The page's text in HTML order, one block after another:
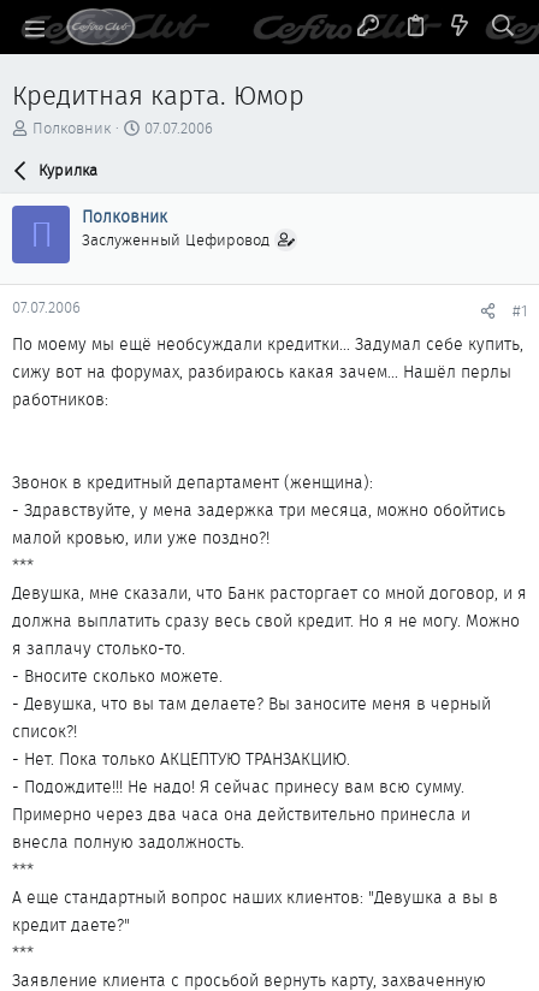
Кредитная карта. Юмор
А
р
м
ы
Полковник
Д
н
а
а
07.07.2006
Курилка
П Полковник
Заслуженный Цефировод
07.07.2006 #1
По моему мы ещё необсуждали кредитки... Задумал себе купить,
сижу вот на форумах, разбираюсь какая зачем... Нашёл перлы
работников:
Звонок в кредитный департамент (женщина):
- Здравствуйте, у мена задержка три месяца, можно обойтись
малой кровью, или уже поздно?!
***
Девушка, мне сказали, что Банк расторгает со мной договор, и я
должна выплатить сразу весь свой кредит. Но я не могу. Можно
я заплачу столько-то.
- Вносите сколько можете.
- Девушка, что вы там делаете? Вы заносите меня в черный
список?!
- Нет. Пока только АКЦЕПТУЮ ТРАНЗАКЦИЮ.
- Подождите!!! Не надо! Я сейчас принесу вам всю сумму.
Примерно через два часа она действительно принесла и
внесла полную задолжность.
***
А еще стандартный вопрос наших клиентов: "Девушка а вы в
кредит даете?"
***
Заявление клиента с просьбой вернуть карту, захваченную